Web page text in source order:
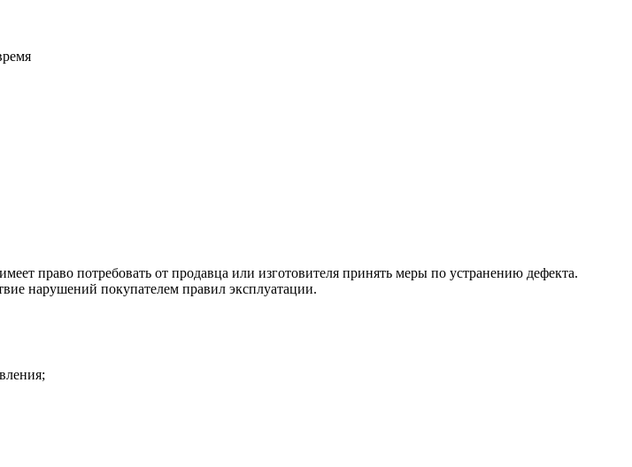
право потребовать от продавца или изготовителя принять меры по устранению дефекта.
нарушений покупателем правил эксплуатации.